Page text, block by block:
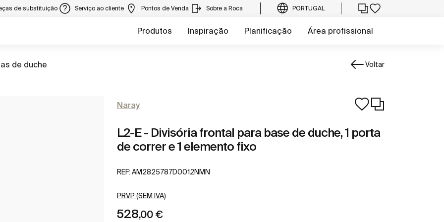
de substituição Serviço ao cliente Pontos de Venda Sobre a Roca PORTUGAL
Produtos Inspiração Planificação Área profissional
de duche Voltar
Naray
L2-E - Divisória frontal para base de duche, 1 porta
de correr e 1 elemento fixo
REF: AM2825787D0012NMN
PRVP (SEM IVA)
528,00 €